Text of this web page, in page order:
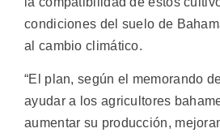
condiciones del suelo de
al cambio climático.
“El plan, según el memorando
ayudar a los agricultores
aumentar su producción,